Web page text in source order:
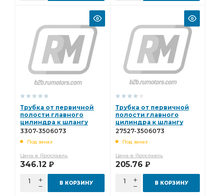
Трубка от первичной
полости главного
цилиндра к шлангу
3307-3506073
3307-3506073
Под заказ
Цена в Ярославль
346.12 Р
В КОРЗИНУ
Трубка от первичной
полости главного
цилиндра к шлангу
Газель Бизнес 27527-
27527-3506073
Под заказ
Цена в Ярославль
205.76 Р
В КОРЗИНУ